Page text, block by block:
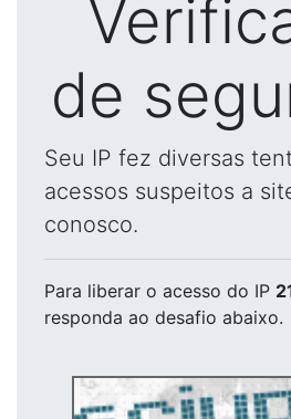
de
Seu IP fez diversas
acessos suspeitos a
conosco.
Para liberar o acesso do IP
responda ao desafio abaixo.